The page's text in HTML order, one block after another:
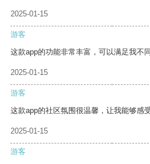
2025-01-15
游客
这款app的功能非常丰富，可以满足我不
2025-01-15
游客
这款app的社区氛围很温馨，让我能够感
2025-01-15
游客